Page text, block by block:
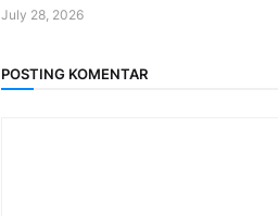
July 28, 2026
POSTING KOMENTAR